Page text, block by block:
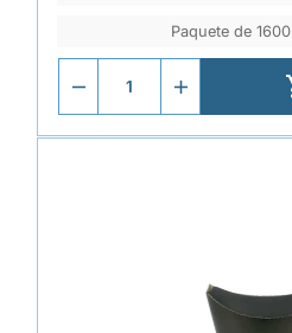
Paquete de